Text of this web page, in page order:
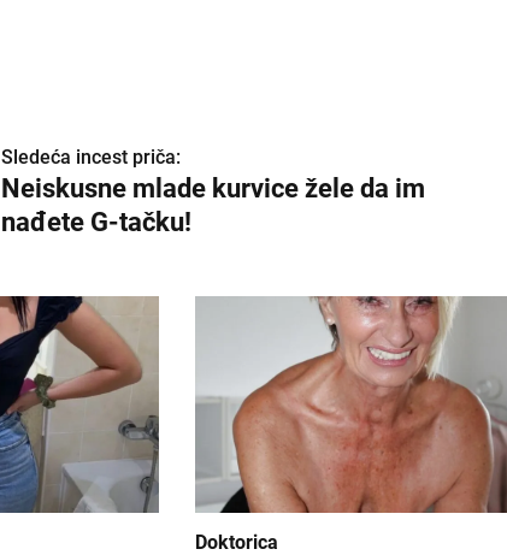
Sledeća incest priča:
Neiskusne mlade kurvice žele da im
nađete G-tačku!
Doktorica